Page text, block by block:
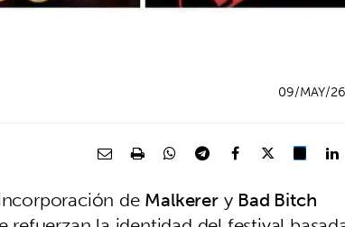
09/MAY/26
deMalkerery Bad Bitch